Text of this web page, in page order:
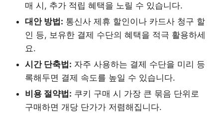
매 시, 추가 적립 혜택을 노릴 수 있습니다.
대안 방법: 통신사 제휴 할인이나 카드사 청구 할
인 등, 보유한 결제 수단의 혜택을 적극 활용하세
요.
시간 단축법: 자주 사용하는 결제 수단을 미리 등
록해두면 결제 속도를 높일 수 있습니다.
비용 절약법: 쿠키 구매 시 가장 큰 묶음 단위로
구매하면 개당 단가가 저렴해집니다.